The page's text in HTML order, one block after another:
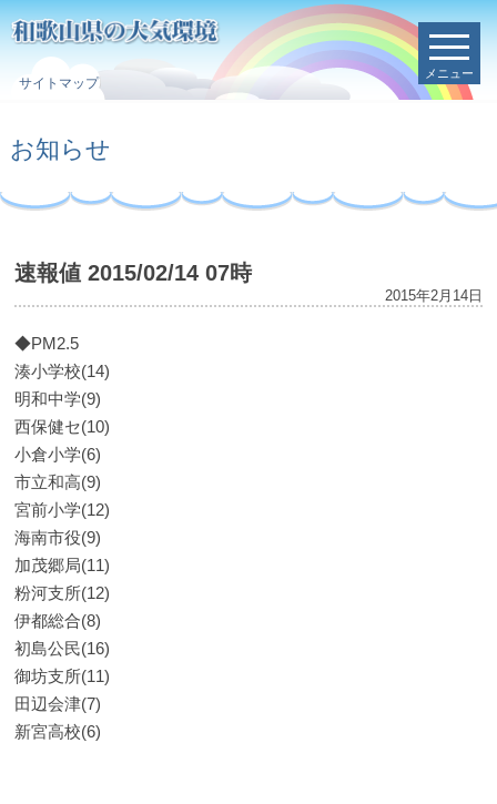
サイトマップ
メニュー
お知らせ
速報値 2015/02/14 07時
2015年2月14日
◆PM2.5
湊小学校(14)
明和中学(9)
西保健セ(10)
小倉小学(6)
市立和高(9)
宮前小学(12)
海南市役(9)
加茂郷局(11)
粉河支所(12)
伊都総合(8)
初島公民(16)
御坊支所(11)
田辺会津(7)
新宮高校(6)